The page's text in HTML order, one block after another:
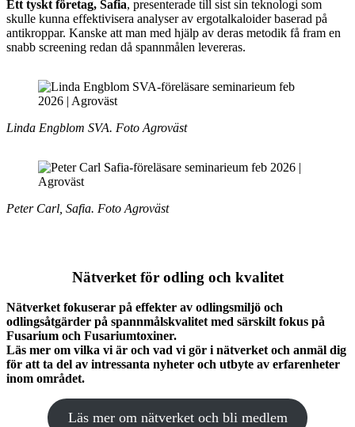
Ett tyskt företag, Safia, presenterade till sist sin teknologi som
skulle kunna effektivisera analyser av ergotalkaloider baserad på
antikroppar. Kanske att man med hjälp av deras metodik få fram en
snabb screening redan då spannmålen levereras.
Linda Engblom SVA. Foto Agroväst
Peter Carl, Safia. Foto Agroväst
Nätverket för odling och kvalitet
Nätverket fokuserar på effekter av odlingsmiljö och
odlingsåtgärder på spannmålskvalitet med särskilt fokus på
Fusarium och Fusariumtoxiner.
Läs mer om vilka vi är och vad vi gör i nätverket och anmäl dig
för att ta del av intressanta nyheter och utbyte av erfarenheter
inom området.
Läs mer om nätverket och bli medlem